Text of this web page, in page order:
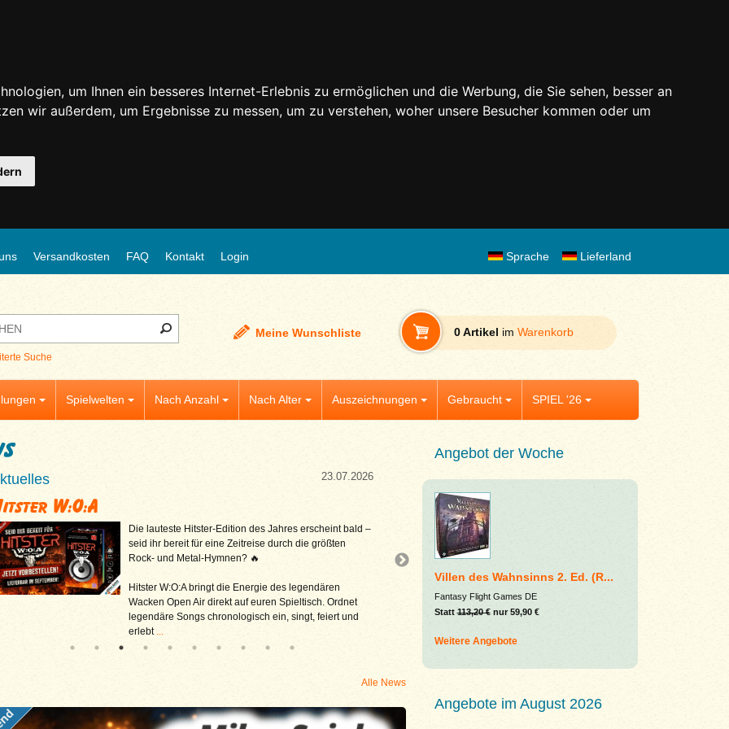
um Ihnen ein besseres Internet-Erlebnis zu ermöglichen und die Werbung, die Sie sehen, besser an
wir außerdem, um Ergebnisse zu messen, um zu verstehen, woher unsere Besucher kommen oder um
Versandkosten FAQ Kontakt Login Lieferland
Sprache
Suche
Meine Wunschliste 0 Artikel im Warenkorb
Spielwelten Nach Anzahl Nach Alter Auszeichnungen Gebraucht SPIEL '26
23.07.2026
W:O:A
Die lauteste Hitster-Edition des Jahres erscheint bald –
seid ihr bereit für eine Zeitreise durch die größten
Rock- und Metal-Hymnen? 🔥
Hitster W:O:A bringt die Energie des legendären
Wacken Open Air direkt auf euren Spieltisch. Ordnet
legendäre Songs chronologisch ein, singt, feiert und
erlebt ...
Aktuelles
Asmodee Summer Sale
oder packende Kartenspiele – im Asmodee
Sale ist für nahezu jede Spielrunde etwas
Alle News
Angebot der Woche
Villen des Wahnsinns 2. Ed. (R...
Fantasy Flight Games DE
Statt113,20 €nur 59,90 €
Weitere Angebote
Angebote im August 2026